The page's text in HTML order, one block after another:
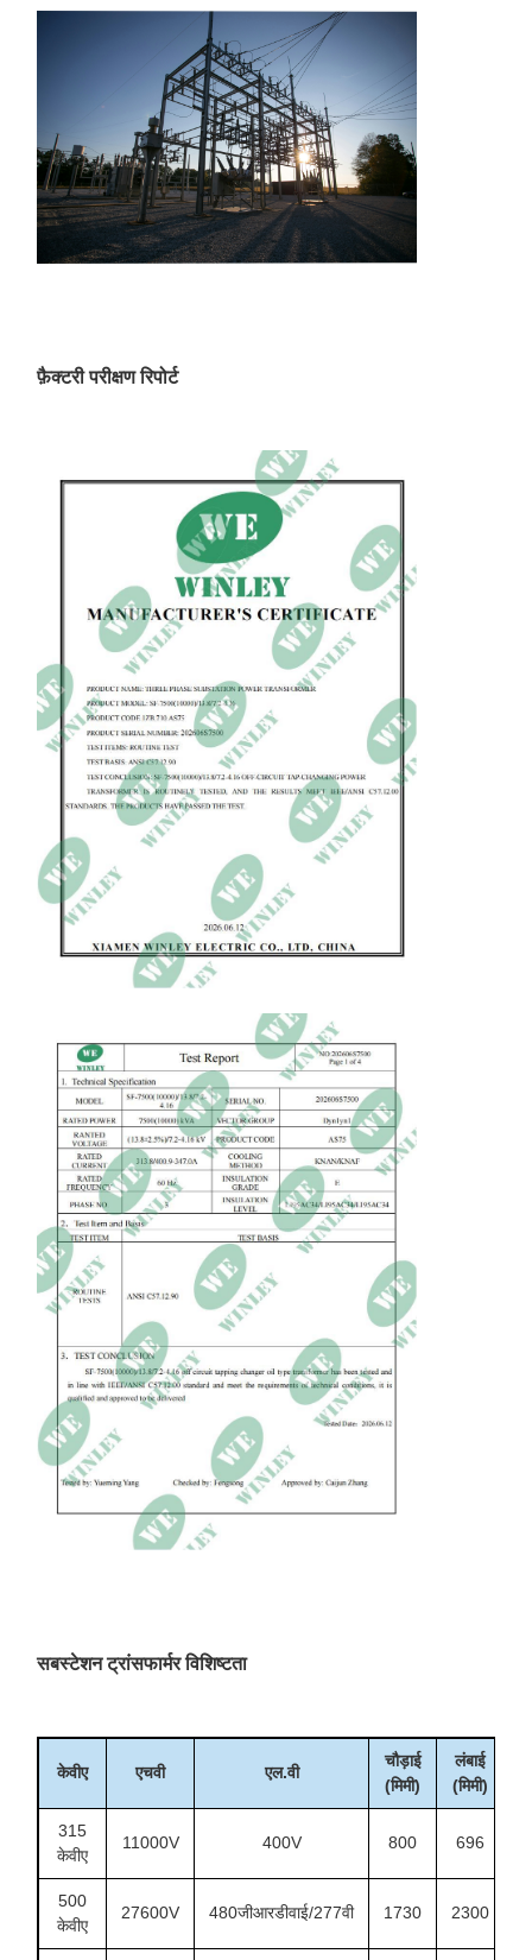
फ़ैक्टरी परीक्षण रिपोर्ट
सबस्टेशन ट्रांसफार्मर विशिष्टता
केवीए एचवी एल.वी
चौड़ाई
(मिमी)
लंबाई
(मिमी)
315
केवीए
11000V 400V 800 696
500
केवीए
27600V 480जीआरडीवाई/277वी 1730 2300